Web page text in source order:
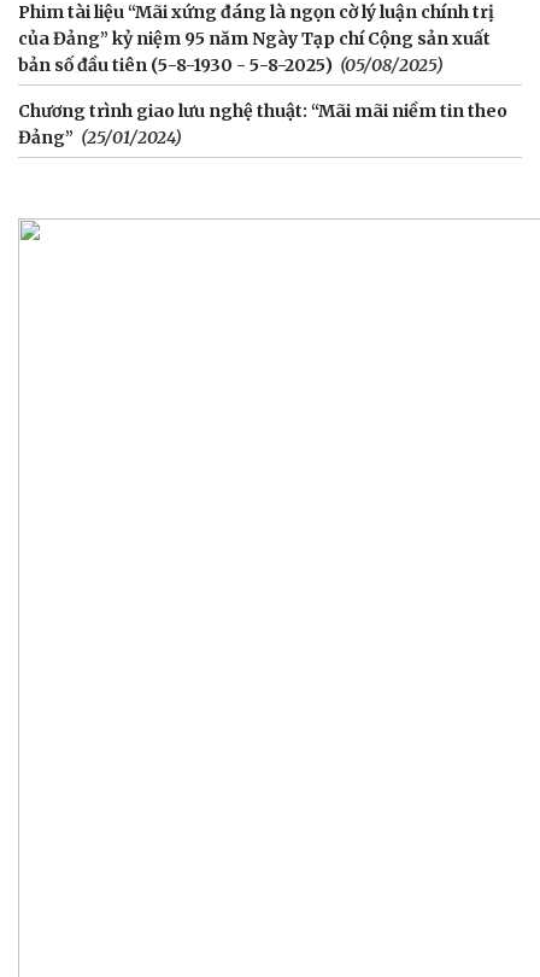
Phim tài liệu “Mãi xứng đáng là ngọn cờ lý luận chính trị
của Đảng” kỷ niệm 95 năm Ngày Tạp chí Cộng sản xuất
bản số đầu tiên (5-8-1930 - 5-8-2025) (05/08/2025)
Chương trình giao lưu nghệ thuật: “Mãi mãi niềm tin theo
Đảng” (25/01/2024)